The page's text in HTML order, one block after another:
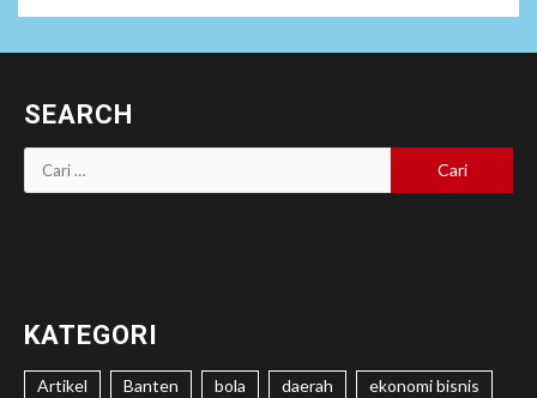
SEARCH
Cari
untuk:
KATEGORI
Artikel Banten bola daerah ekonomi bisnis